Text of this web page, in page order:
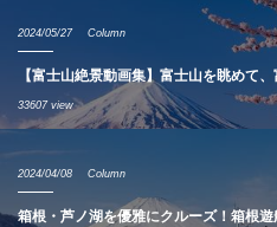
2024/05/27 Column
【富士山絶景動画集】富士山を眺めて
33607 view
2024/04/08 Column
箱根・芦ノ湖を優雅にクルーズ！箱根